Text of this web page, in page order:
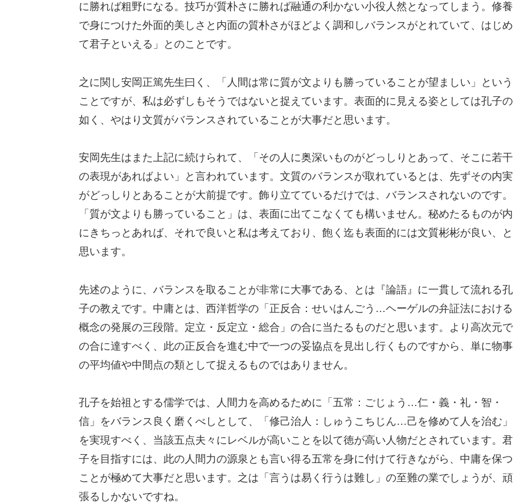
に勝れば粗野になる。技巧が質朴さに勝れば融通の利かない小役人然となってしまう。修養
で身につけた外面的美しさと内面の質朴さがほどよく調和しバランスがとれていて、はじめ
て君子といえる」とのことです。
之に関し安岡正篤先生曰く、「人間は常に質が文よりも勝っていることが望ましい」という
ことですが、私は必ずしもそうではないと捉えています。表面的に見える姿としては孔子の
如く、やはり文質がバランスされていることが大事だと思います。
安岡先生はまた上記に続けられて、「その人に奥深いものがどっしりとあって、そこに若干
の表現があればよい」と言われています。文質のバランスが取れているとは、先ずその内実
がどっしりとあることが大前提です。飾り立てているだけでは、バランスされないのです。
「質が文よりも勝っていること」は、表面に出てこなくても構いません。秘めたるものが内
にきちっとあれば、それで良いと私は考えており、飽く迄も表面的には文質彬彬が良い、と
思います。
先述のように、バランスを取ることが非常に大事である、とは『論語』に一貫して流れる孔
子の教えです。中庸とは、西洋哲学の「正反合：せいはんごう…ヘーゲルの弁証法における
概念の発展の三段階。定立・反定立・総合」の合に当たるものだと思います。より高次元で
の合に達すべく、此の正反合を進む中で一つの妥協点を見出し行くものですから、単に物事
の平均値や中間点の類として捉えるものではありません。
孔子を始祖とする儒学では、人間力を高めるために「五常：ごじょう…仁・義・礼・智・
信」をバランス良く磨くべしとして、「修己治人：しゅうこちじん…己を修めて人を治む」
を実現すべく、当該五点夫々にレベルが高いことを以て徳が高い人物だとされています。君
子を目指すには、此の人間力の源泉とも言い得る五常を身に付けて行きながら、中庸を保つ
ことが極めて大事だと思います。之は「言うは易く行うは難し」の至難の業でしょうが、頑
張るしかないですね。